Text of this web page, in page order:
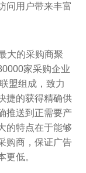
问用户带来丰富
大的采购商聚
家采购企业
盟组成，致力
捷的获得精确供
推送到正需要产
的特点在于能够
购商，保证广告
更低。